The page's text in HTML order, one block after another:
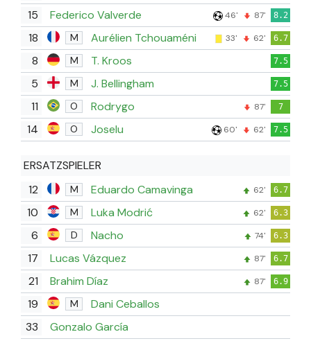
15 Federico Valverde 46' 87' 8.2
18 M Aurélien Tchouaméni 33' 62' 6.7
8 M T. Kroos 7.5
5 M J. Bellingham 7.5
11 O Rodrygo 87' 7
14 O Joselu 60' 62' 7.5
ERSATZSPIELER
12
M Eduardo Camavinga 62' 6.7
10 M Luka Modrić 62' 6.3
6 D Nacho 74' 6.3
17 Lucas Vázquez 87' 6.7
21 Brahim Díaz 87' 6.9
19 M
Dani Ceballos
33
Gonzalo García